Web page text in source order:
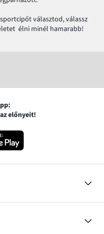
választod, válassz
élni minél hamarabb!
előnyeit!